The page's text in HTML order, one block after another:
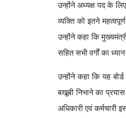
उन्होंने अध्यक्ष पद के
व्यक्ति को इतने
उन्होंने कहा कि
सहित सभी वर्गों का
उन्होंने कहा कि यह
बखूबी निभाने का
अधिकारी एवं